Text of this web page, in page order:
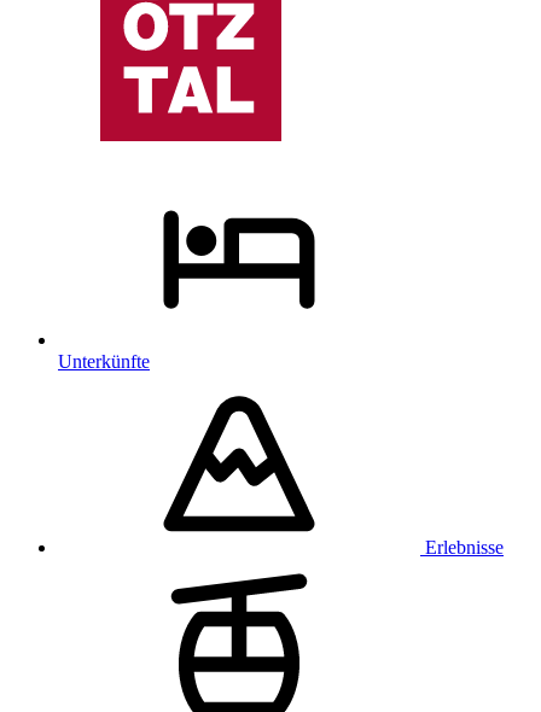
Unterkünfte
Erlebnisse